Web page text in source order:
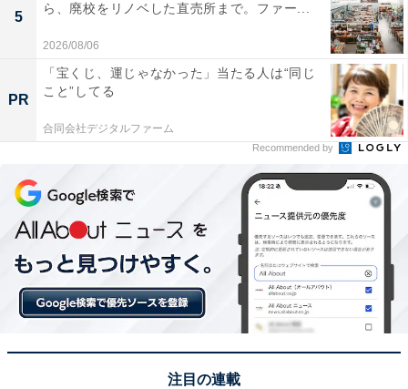
「鬼怒川温泉 あさや」の口コミは？
「鬼怒川温泉 あさや」には、以下のような口コミが寄せ
られています。
100種類以上のブッフェはどれも美味しく品揃えに
空中庭園露天風呂から眺める星空と開放感が最高だ
った
5
ら、廃校をリノベした直売所まで。ファー...
2026/08/06
PR
「宝くじ、運じゃなかった」当たる人は“同じ
こと”してる
合同会社デジタルファーム
Recommended by
注目の連載